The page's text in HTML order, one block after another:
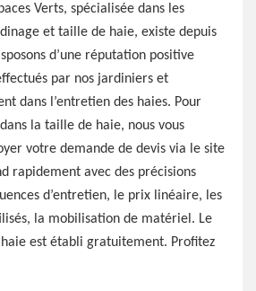
Verts, spécialisée dans les
et taille de haie, existe depuis
d’une réputation positive
par nos jardiniers et
dans l’entretien des haies. Pour
la taille de haie, nous vous
votre demande de devis via le site
rapidement avec des précisions
d’entretien, le prix linéaire, les
la mobilisation de matériel. Le
est établi gratuitement. Profitez